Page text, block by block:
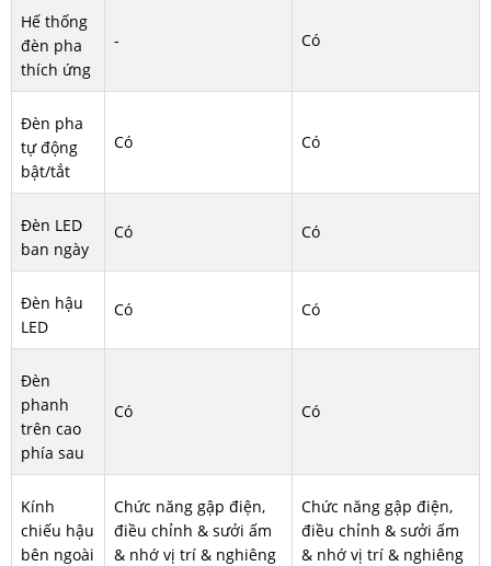
Hế thống
đèn pha
thích ứng
- Có
Đèn pha
tự động
bật/tắt
Có Có
Đèn LED
ban ngày
Có Có
Đèn hậu
LED
Có Có
Đèn
phanh
trên cao
phía sau
Có Có
Kính
chiếu hậu
bên ngoài
Chức năng gập điện,
điều chỉnh & sưởi ấm
& nhớ vị trí & nghiêng
Chức năng gập điện,
điều chỉnh & sưởi ấm
& nhớ vị trí & nghiêng